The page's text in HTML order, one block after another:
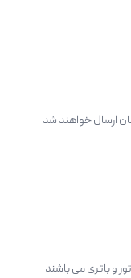
ارسال خواهند شد
و باتری می باشند